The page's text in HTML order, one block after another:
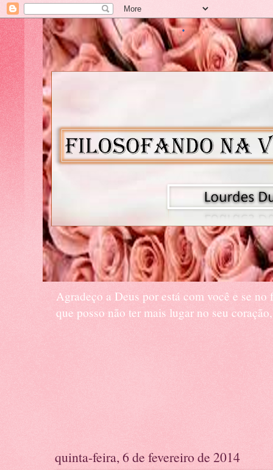
Agradeço a Deus por está com você e se
que posso não ter mais lugar no seu
quinta-feira, 6 de fevereiro de 2014